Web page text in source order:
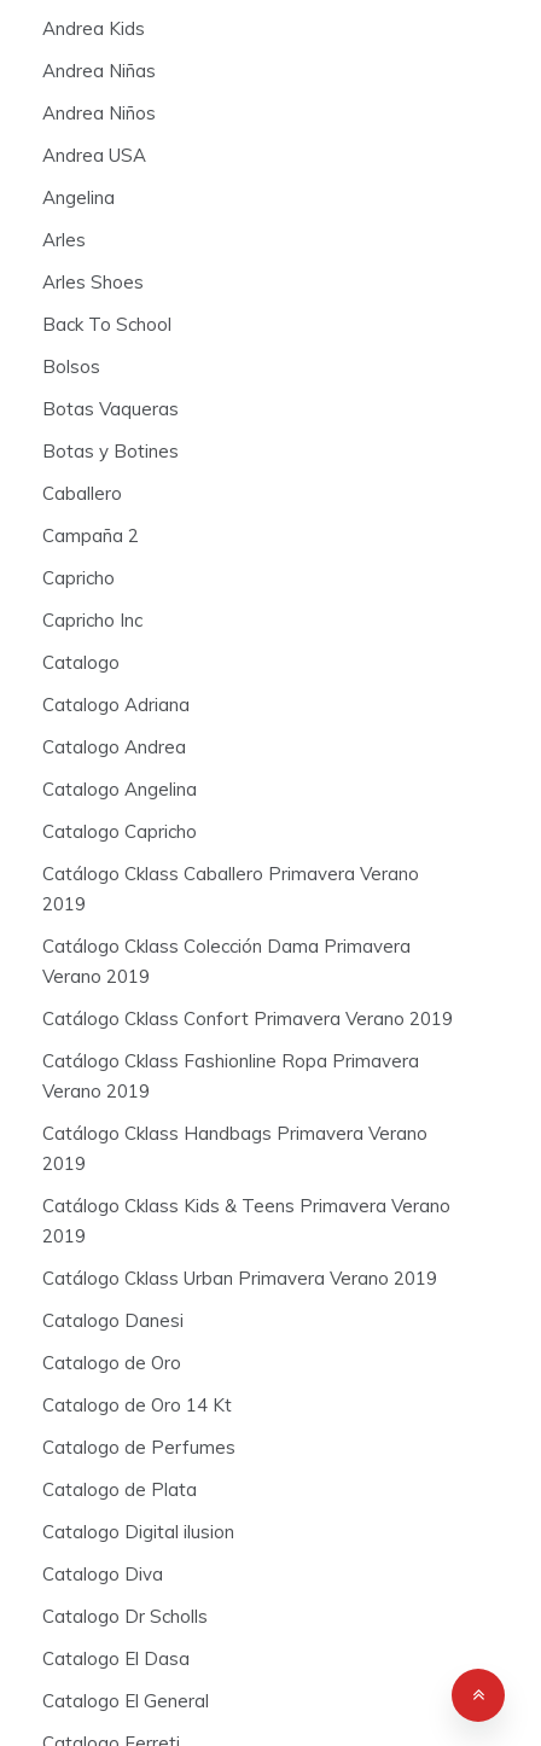
Andrea Kids
Andrea Niñas
Andrea Niños
Andrea USA
Angelina
Arles
Arles Shoes
Back To School
Bolsos
Botas Vaqueras
Botas y Botines
Caballero
Campaña 2
Capricho
Capricho Inc
Catalogo
Catalogo Adriana
Catalogo Andrea
Catalogo Angelina
Catalogo Capricho
Catálogo Cklass Caballero Primavera Verano
2019
Catálogo Cklass Colección Dama Primavera
Verano 2019
Catálogo Cklass Confort Primavera Verano 2019
Catálogo Cklass Fashionline Ropa Primavera
Verano 2019
Catálogo Cklass Handbags Primavera Verano
2019
Catálogo Cklass Kids & Teens Primavera Verano
2019
Catálogo Cklass Urban Primavera Verano 2019
Catalogo Danesi
Catalogo de Oro
Catalogo de Oro 14 Kt
Catalogo de Perfumes
Catalogo de Plata
Catalogo Digital ilusion
Catalogo Diva
Catalogo Dr Scholls
Catalogo El Dasa
Catalogo El General